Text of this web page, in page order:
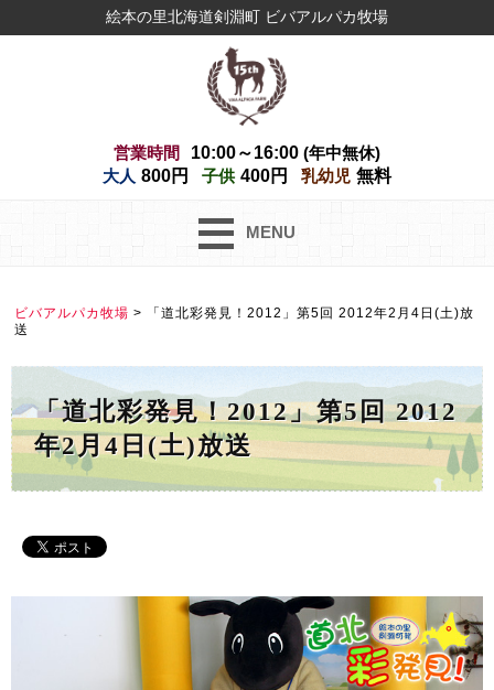
絵本の里北海道剣淵町 ビバアルパカ牧場
営業時間 10:00～16:00 (年中無休)
大人 800円 子供 400円 乳幼児 無料
MENU
ビバアルパカ牧場 >
「道北彩発見！2012」第5回 2012年2月4日(土)放
送
「道北彩発見！2012」第5回 2012
年2月4日(土)放送